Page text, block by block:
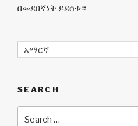
በመደበኛነት ይደሰቱ።
አማርኛ
SEARCH